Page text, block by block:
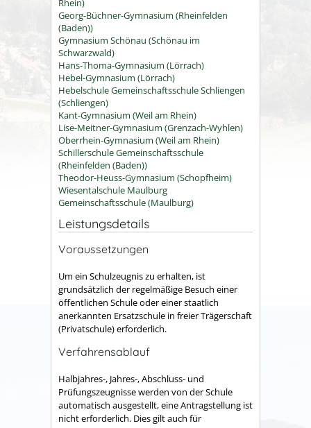
Georg-Büchner-Gymnasium (Rheinfelden
(Baden))
Gymnasium Schönau (Schönau im
Schwarzwald)
Hans-Thoma-Gymnasium (Lörrach)
Hebel-Gymnasium (Lörrach)
Hebelschule Gemeinschaftsschule Schliengen
(Schliengen)
Kant-Gymnasium (Weil am Rhein)
Lise-Meitner-Gymnasium (Grenzach-Wyhlen)
Oberrhein-Gymnasium (Weil am Rhein)
Schillerschule Gemeinschaftsschule
(Rheinfelden (Baden))
Theodor-Heuss-Gymnasium (Schopfheim)
Wiesentalschule Maulburg
Gemeinschaftsschule (Maulburg)
Leistungsdetails
Voraussetzungen
Um ein Schulzeugnis zu erhalten, ist
grundsätzlich der regelmäßige Besuch einer
öffentlichen Schule oder einer staatlich
anerkannten Ersatzschule in freier Trägerschaft
(Privatschule) erforderlich.
Verfahrensablauf
Halbjahres-, Jahres-, Abschluss- und
Prüfungszeugnisse werden von der Schule
automatisch ausgestellt, eine Antragstellung ist
nicht erforderlich. Dies gilt auch für